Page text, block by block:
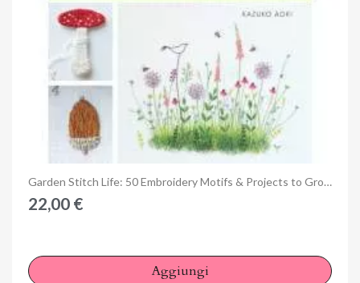
Anteprima Garden Stitch Life: 50 Embroidery Motifs & Projects to Grow Your Inspiration by Kazuko Aoki
22,00 €
Aggiungi